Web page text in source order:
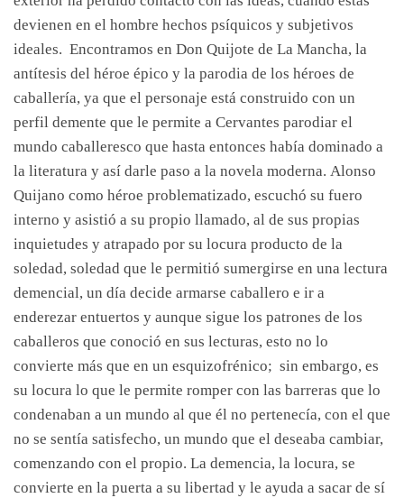
devienen en el hombre hechos psíquicos y subjetivos
ideales. Encontramos en Don Quijote de La Mancha, la
antítesis del héroe épico y la parodia de los héroes de
caballería, ya que el personaje está construido con un
perfil demente que le permite a Cervantes parodiar el
mundo caballeresco que hasta entonces había dominado a
la literatura y así darle paso a la novela moderna. Alonso
Quijano como héroe problematizado, escuchó su fuero
interno y asistió a su propio llamado, al de sus propias
inquietudes y atrapado por su locura producto de la
soledad, soledad que le permitió sumergirse en una lectura
demencial, un día decide armarse caballero e ir a
enderezar entuertos y aunque sigue los patrones de los
caballeros que conoció en sus lecturas, esto no lo
convierte más que en un esquizofrénico; sin embargo, es
su locura lo que le permite romper con las barreras que lo
condenaban a un mundo al que él no pertenecía, con el que
no se sentía satisfecho, un mundo que el deseaba cambiar,
comenzando con el propio. La demencia, la locura, se
convierte en la puerta a su libertad y le ayuda a sacar de sí